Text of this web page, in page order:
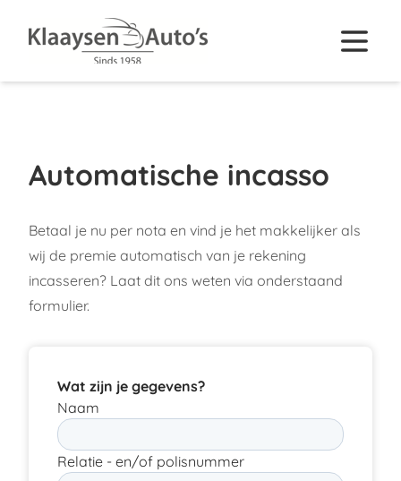
Automatische incasso
Betaal je nu per nota en vind je het makkelijker als
wij de premie automatisch van je rekening
incasseren? Laat dit ons weten via onderstaand
formulier.
Wat zijn je gegevens?
Naam
Relatie - en/of polisnummer